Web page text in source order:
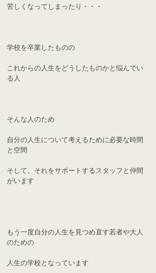
苦しくなってしまったり・・・
学校を卒業したものの
これからの人生をどうしたものかと悩んでい
る人
そんな人のため
自分の人生について考えるために必要な時間
と空間
そして、それをサポートするスタッフと仲間
がいます
もう一度自分の人生を見つめ直す若者や大人
のための
人生の学校となっています